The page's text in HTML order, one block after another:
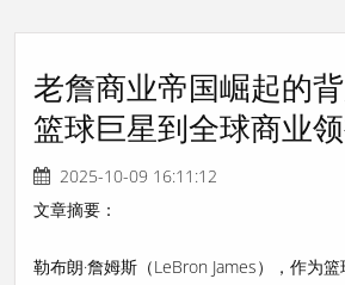
老詹商业帝国崛起的
篮球巨星到全球商业
2025-10-09 16:11:12
文章摘要：
勒布朗·詹姆斯（LeBron James），作为